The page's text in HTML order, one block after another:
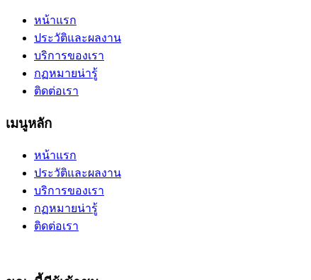
หน้าแรก
ประวัติและผลงาน
บริการของเรา
กฏหมายน่ารู้
ติดต่อเรา
เมนูหลัก
หน้าแรก
ประวัติและผลงาน
บริการของเรา
กฏหมายน่ารู้
ติดต่อเรา